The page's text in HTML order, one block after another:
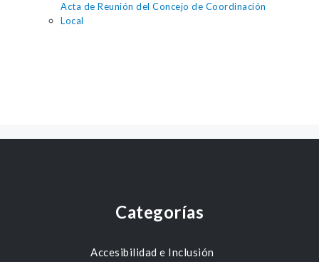
Acta de Reunión del Concejo de Coordinación
Local
Categorías
Accesibilidad e Inclusión